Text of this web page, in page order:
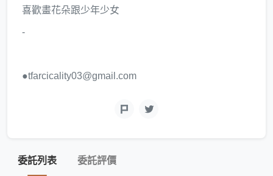
喜歡畫花朵跟少年少女
-
●tfarcicality03@gmail.com
委託列表 委託評價